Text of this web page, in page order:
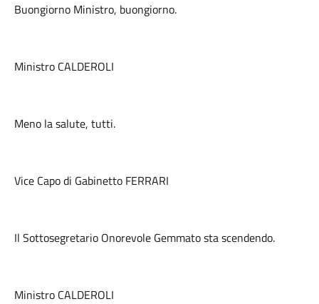
Buongiorno Ministro, buongiorno.
Ministro CALDEROLI
Meno la salute, tutti.
Vice Capo di Gabinetto FERRARI
Il Sottosegretario Onorevole Gemmato sta scendendo.
Ministro CALDEROLI